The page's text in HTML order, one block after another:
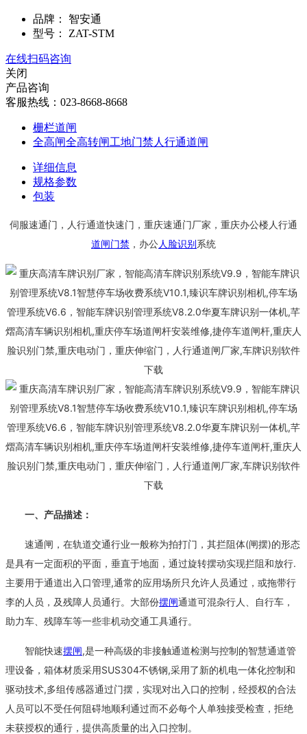
品牌：
智安通
型号：
ZAT-STM
在线扫码咨询
关闭
产品咨询
客服热线：023-8668-8668
栅栏道闸
全高闸全高转闸工地门禁人行通道闸
详细信息
规格参数
包装
伺服速通门，人行通道快速门，重庆速通门厂家，重庆办公楼人行通
道闸门禁 ，办公人脸识别系统
一、产品描述：
速通闸，在轨道交通行业一般称为拍打门，其拦阻体(闸摆)的形态
是具有一定面积的平面，垂直于地面，通过旋转摆动实现拦阻和放行.
主要用于通道出入口管理,通常的应用场所只允许人员通过，或拖带行
李的人员，及残障人员通行。大部份摆闸通道可混杂行人、自行车，
助力车、残障车等一些非机动交通工具通行。
智能快速摆闸,是一种高级的非接触通道检测与控制的智慧通道管
理设备，箱体材质采用SUS304不锈钢,采用了新的机电一体化控制和
驱动技术,多组传感器通过门摆，实现对出入口的控制，经授权的合法
人员可以不受任何阻碍地顺利通过而不必每个人单独接受检查，拒绝
未获授权的通行，提供高质量的出入口控制。